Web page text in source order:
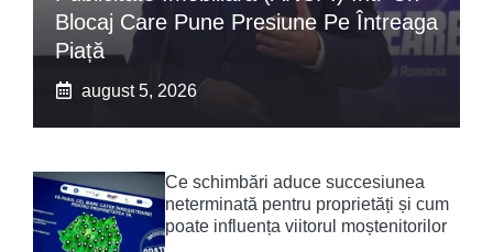
Blocaj Care Pune Presiune Pe Întreaga
Piață
august 5, 2026
Ce schimbări aduce succesiunea
neterminată pentru proprietăți și cum
poate influența viitorul moștenitorilor